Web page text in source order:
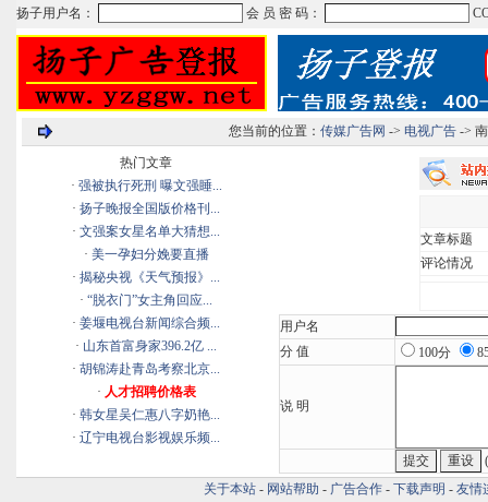
您当前的位置： 传媒广告网 -> 电视广告-> 南
热门文章
· 强被执行死刑 曝文强睡...
· 扬子晚报全国版价格刊...
· 文强案女星名单大猜想...
· 美一孕妇分娩要直播
· 揭秘央视《天气预报》...
· “脱衣门”女主角回应...
· 姜堰电视台新闻综合频...
· 山东首富身家396.2亿 ...
· 胡锦涛赴青岛考察北京...
· 人才招聘价格表
· 韩女星吴仁惠八字奶艳...
· 辽宁电视台影视娱乐频...
文章标题
评论情况
用户名
分 值
100分
说 明
关于本站 - 网站帮助 - 广告合作 - 下载声明 - 友情